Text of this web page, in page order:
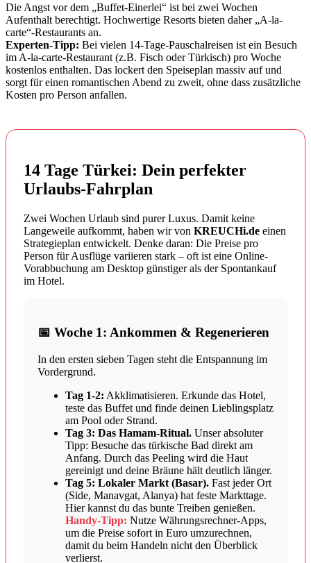
Die Angst vor dem „Buffet-Einerlei“ ist bei zwei Wochen
Aufenthalt berechtigt. Hochwertige Resorts bieten daher „A-la-
carte“-Restaurants an.
Experten-Tipp: Bei vielen 14-Tage-Pauschalreisen ist ein Besuch
im A-la-carte-Restaurant (z.B. Fisch oder Türkisch) pro Woche
kostenlos enthalten. Das lockert den Speiseplan massiv auf und
sorgt für einen romantischen Abend zu zweit, ohne dass zusätzliche
Kosten pro Person anfallen.
14 Tage Türkei: Dein perfekter
Urlaubs-Fahrplan
Zwei Wochen Urlaub sind purer Luxus. Damit keine
Langeweile aufkommt, haben wir von KREUCHi.de einen
Strategieplan entwickelt. Denke daran: Die Preise pro
Person für Ausflüge variieren stark – oft ist eine Online-
Vorabbuchung am Desktop günstiger als der Spontankauf
im Hotel.
📅 Woche 1: Ankommen & Regenerieren
In den ersten sieben Tagen steht die Entspannung im
Vordergrund.
Tag 1-2: Akklimatisieren. Erkunde das Hotel,
teste das Buffet und finde deinen Lieblingsplatz
am Pool oder Strand.
Tag 3: Das Hamam-Ritual. Unser absoluter
Tipp: Besuche das türkische Bad direkt am
Anfang. Durch das Peeling wird die Haut
gereinigt und deine Bräune hält deutlich länger.
Tag 5: Lokaler Markt (Basar). Fast jeder Ort
(Side, Manavgat, Alanya) hat feste Markttage.
Hier kannst du das bunte Treiben genießen.
Handy-Tipp: Nutze Währungsrechner-Apps,
um die Preise sofort in Euro umzurechnen,
damit du beim Handeln nicht den Überblick
verlierst.